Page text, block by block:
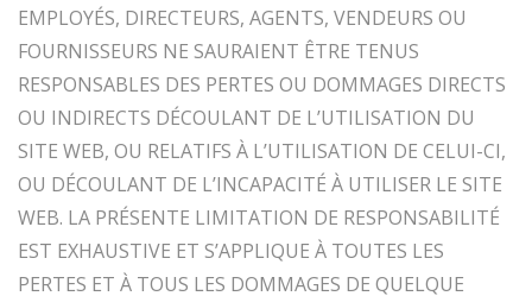
EMPLOYÉS, DIRECTEURS, AGENTS, VENDEURS OU
FOURNISSEURS NE SAURAIENT ÊTRE TENUS
RESPONSABLES DES PERTES OU DOMMAGES DIRECTS
OU INDIRECTS DÉCOULANT DE L’UTILISATION DU
SITE WEB, OU RELATIFS À L’UTILISATION DE CELUI-CI,
OU DÉCOULANT DE L’INCAPACITÉ À UTILISER LE SITE
WEB. LA PRÉSENTE LIMITATION DE RESPONSABILITÉ
EST EXHAUSTIVE ET S’APPLIQUE À TOUTES LES
PERTES ET À TOUS LES DOMMAGES DE QUELQUE